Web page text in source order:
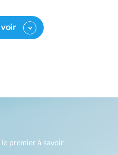
voir
premier à savoir